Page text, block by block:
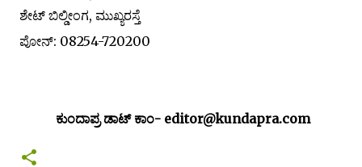
ಶೇಟ್ ಬಿಲ್ಡೀಂಗ, ಮುಖ್ಯರಸ್ತೆ
ಪೋನ್: 08254-720200
ಕುಂದಾಪ್ರ ಡಾಟ್ ಕಾಂ- editor@kundapra.com